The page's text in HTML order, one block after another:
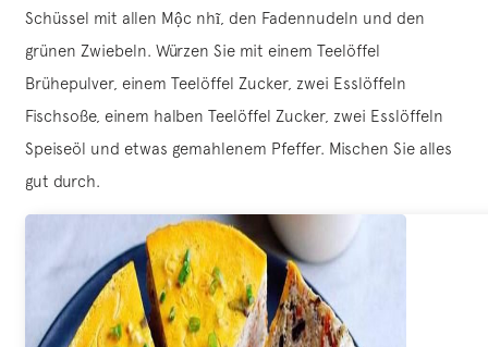
Schüssel mit allen Mộc nhĩ, den Fadennudeln und den
grünen Zwiebeln. Würzen Sie mit einem Teelöffel
Brühepulver, einem Teelöffel Zucker, zwei Esslöffeln
Fischsoße, einem halben Teelöffel Zucker, zwei Esslöffeln
Speiseöl und etwas gemahlenem Pfeffer. Mischen Sie alles
gut durch.